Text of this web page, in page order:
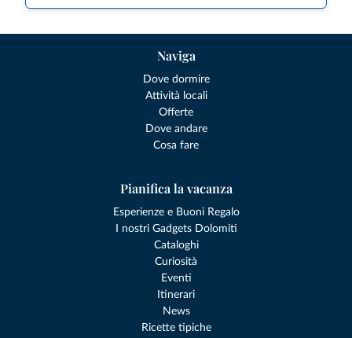
Naviga
Dove dormire
Attività locali
Offerte
Dove andare
Cosa fare
Pianifica la vacanza
Esperienze e Buoni Regalo
I nostri Gadgets Dolomiti
Cataloghi
Curiosità
Eventi
Itinerari
News
Ricette tipiche